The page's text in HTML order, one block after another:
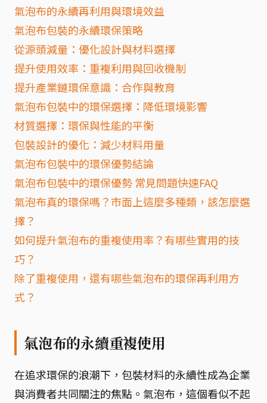
氣泡布的永續再利用與環境效益
氣泡布包裝的永續環保策略
從源頭減量：優化設計與材料選擇
提升使用效率：重複利用與回收機制
提升產業鏈環保意識：合作與教育
氣泡布包裝中的環保選擇：降低環境影響
材質選擇：環保與性能的平衡
包裝設計的優化：減少材料用量
氣泡布包裝中的環保優勢結論
氣泡布包裝中的環保優勢 常見問題快速FAQ
氣泡布真的環保嗎？市面上這麼多種類，該怎麼選
擇？
如何提升氣泡布的重複使用率？有哪些實用的技
巧？
除了重複使用，還有哪些氣泡布的環保再利用方
式？
氣泡布的永續重複使用
在追求環保的浪潮下，包裝材料的永續性成為企業
與消費者共同關注的焦點。氣泡布，這個看似不起